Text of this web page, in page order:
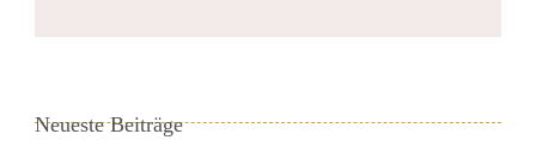
Neueste Beiträge